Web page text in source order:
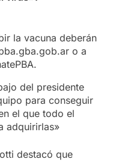
la vacuna deberán
o a
del presidente
para conseguir
el que todo el
adquirirlas»
destacó que